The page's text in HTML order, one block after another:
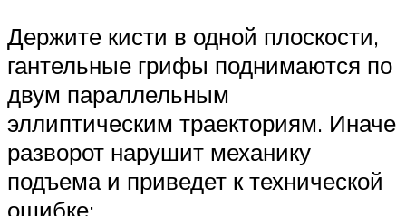
Держите кисти в одной плоскости,
гантельные грифы поднимаются по
двум параллельным
эллиптическим траекториям. Иначе
разворот нарушит механику
подъема и приведет к технической
ошибке;